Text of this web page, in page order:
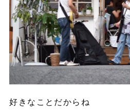
好きなことだからね